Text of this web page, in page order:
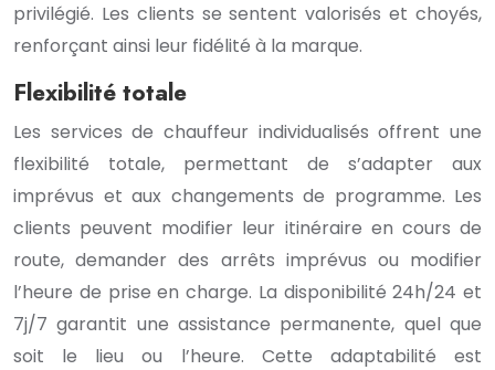
privilégié. Les clients se sentent valorisés et choyés,
renforçant ainsi leur fidélité à la marque.
Flexibilité totale
Les services de chauffeur individualisés offrent une
flexibilité totale, permettant de s’adapter aux
imprévus et aux changements de programme. Les
clients peuvent modifier leur itinéraire en cours de
route, demander des arrêts imprévus ou modifier
l’heure de prise en charge. La disponibilité 24h/24 et
7j/7 garantit une assistance permanente, quel que
soit le lieu ou l’heure. Cette adaptabilité est